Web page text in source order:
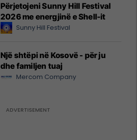
Përjetojeni Sunny Hill Festival
2026 me energjinë e Shell-it
Sunny Hill Festival
Një shtëpi në Kosovë - për ju
dhe familjen tuaj
Mercom Company